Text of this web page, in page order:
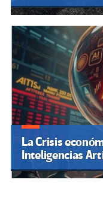
La Crisis
Inteligencias